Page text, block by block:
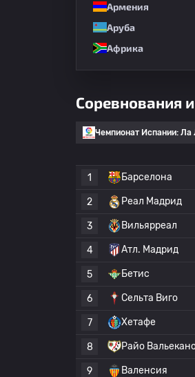
Армения
Аруба
Африка
Соревнования
Чемпионат Испании: Ла
1
Барселона
2 Реал Мадрид
3 Вильярреал
4 Атл. Мадрид
5 Бетис
6 Сельта Виго
7 Хетафе
8 Райо
9 Валенсия